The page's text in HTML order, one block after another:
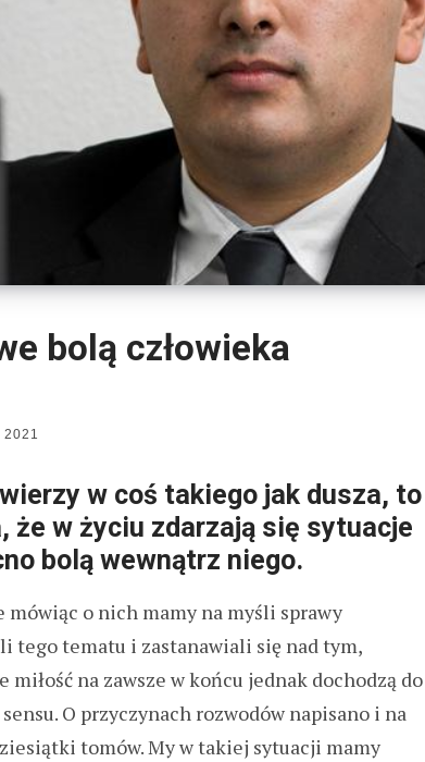
bolą człowieka
w coś takiego jak dusza, to
że w życiu zdarzają się sytuacje
bolą wewnątrz niego.
mówiąc o nich mamy na myśli sprawy
tego tematu i zastanawiali się nad tym,
na zawsze w końcu jednak dochodzą do
O przyczynach rozwodów napisano i na
tomów. My w takiej sytuacji mamy